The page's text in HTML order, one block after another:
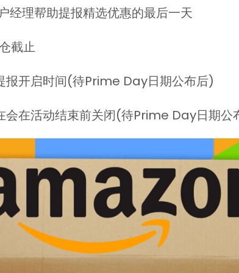
经理帮助提报精选优惠的最后一天
截止
报开启时间(待Prime Day日期公布后)
会在活动结束前关闭(待Prime Day日期公